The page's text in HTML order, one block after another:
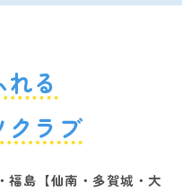
る
クラブ
福島【仙南・多賀城・大